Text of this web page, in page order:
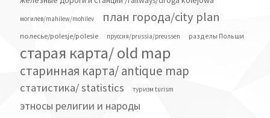
могилев/mahilew/mohilev план города/city plan
полесье/polesje/polesie пруссия/prussia/preussen разделы Польши
старая карта/ old map
старинная карта/ antique map
статистика/ statistics туризм turism
этносы религии и народы